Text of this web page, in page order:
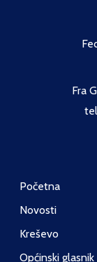
Fra
Početna
Novosti
Kreševo
Općinski glasnik